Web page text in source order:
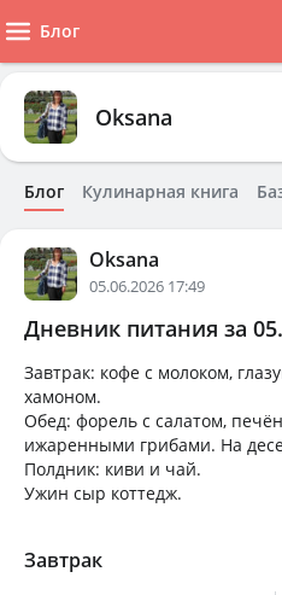
Блог
Oksana
Блог Кулинарная книга
Oksana
05.06.2026 17:49
Дневник питания за
Завтрак: кофе с молоком,
хамоном.
Обед: форель с салатом,
ижаренными грибами. На
Полдник: киви и чай.
Ужин сыр коттедж.
Завтрак